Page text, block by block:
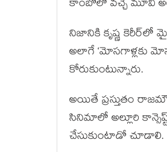
కాంబోలో వచ్చే మూవీ
నిజానికి కృష్ణ
అలాగే ‘మోసగాళ్లకు
కోరుకుంటున్నారు.
అయితే ప్రస్తుతం
సినిమాలో అల్లూరి
చేసుకుంటాడో చూడాలి.